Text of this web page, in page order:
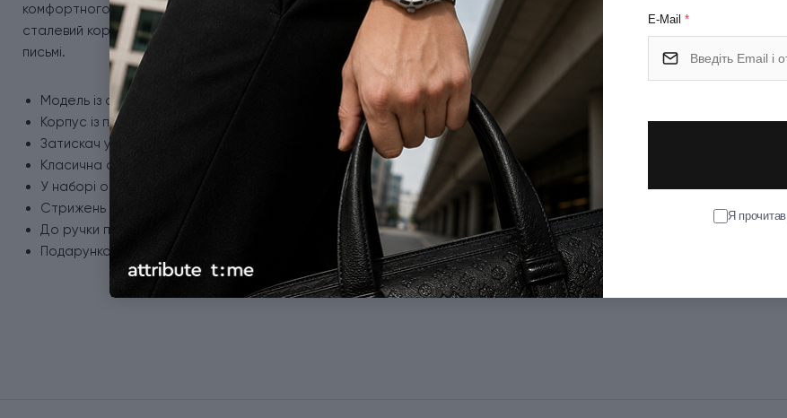
комфортного письма, щоб кожна ваша лінія була бездоганною. Компактні розміри та приємно відчутний в руці
сталевий корпус з гладко відполірованою поверхнею, гелева ручка ідеальна для тих, хто любить насичені лінії на
письмі.
Модель із основного асортименту колекції JOTTER.
Корпус із полірованої неіржавної сталі.
Затискач у формі стріли із золотим PVD-покриттям.
Класична активація стрижня натисканням кнопки.
У наборі оригінальний стрижень GEL з гелевим чорнилом чорного кольору.
Стрижень у ручці змінний, тому ручку ви використовуватимете багато років.
До ручки підходять гелеві та кулькові стрижні Parker.
Подарункова коробка з оригінальним сертифікатом.
E-Mail *
Я прочитав